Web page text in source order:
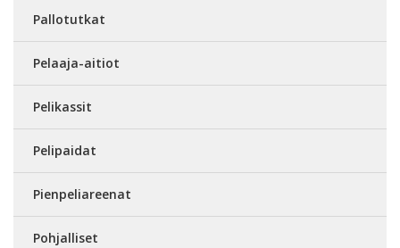
Pallotutkat
Pelaaja-aitiot
Pelikassit
Pelipaidat
Pienpeliareenat
Pohjalliset